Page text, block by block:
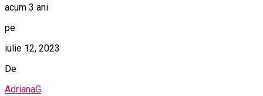
acum 3 ani
pe
iulie 12, 2023
De
AdrianaG